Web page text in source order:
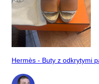
Hermès - Buty z odkrytymi